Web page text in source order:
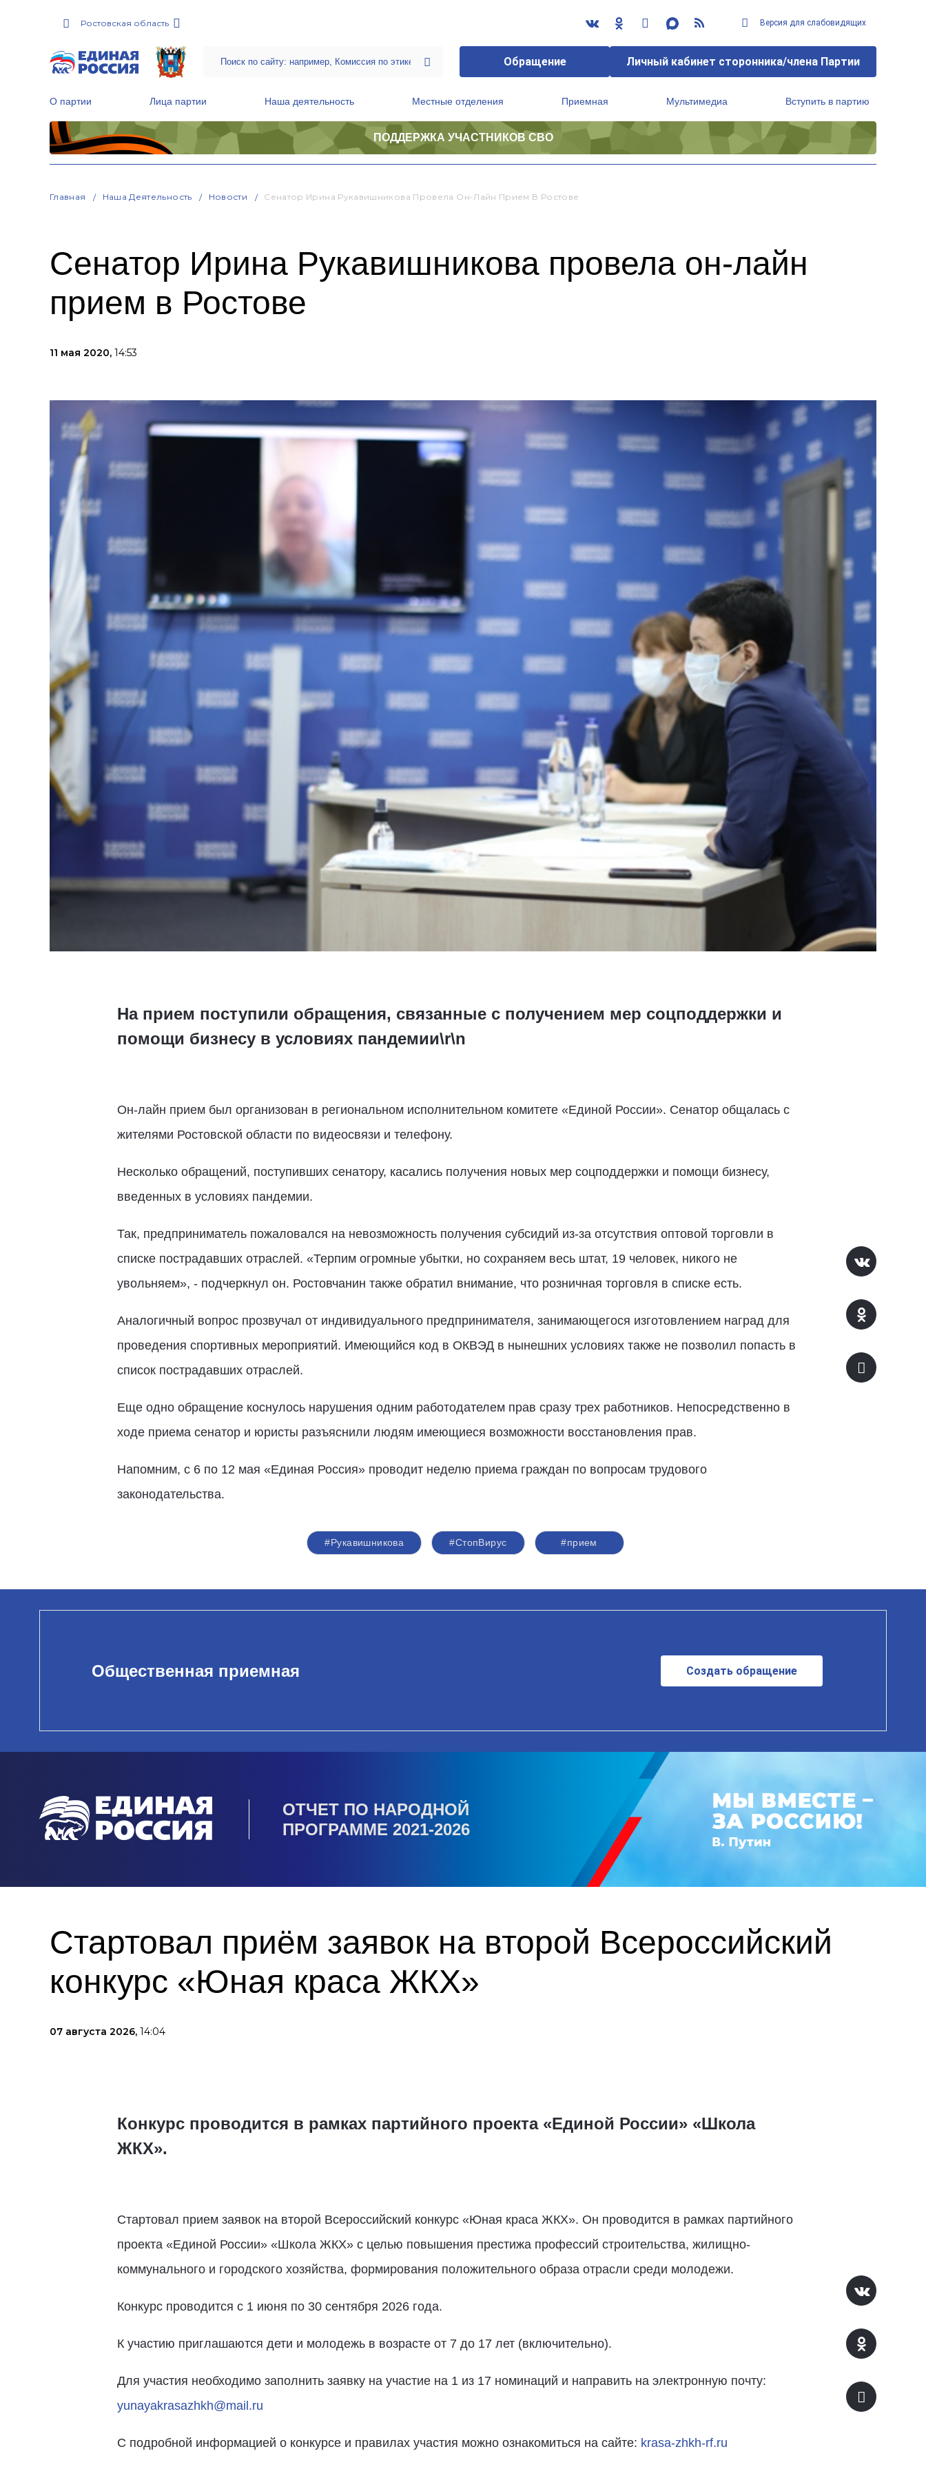
Ростовская область Версия для слабовидящих
Обращение Личный кабинет сторонника/члена Партии
О партии Лица партии Наша деятельность Местные отделения Приемная Мультимедиа Вступить в партию
ПОДДЕРЖКА УЧАСТНИКОВ СВО
Главная Наша Деятельность Новости Сенатор Ирина Рукавишникова Провела Он-Лайн Прием В Ростове
Сенатор Ирина Рукавишникова провела он-лайн
прием в Ростове
11 мая 2020, 14:53
На прием поступили обращения, связанные с получением мер соцподдержки и
помощи бизнесу в условиях пандемии\r\n
Он-лайн прием был организован в региональном исполнительном комитете «Единой России». Сенатор общалась с
жителями Ростовской области по видеосвязи и телефону.
Несколько обращений, поступивших сенатору, касались получения новых мер соцподдержки и помощи бизнесу,
введенных в условиях пандемии.
Так, предприниматель пожаловался на невозможность получения субсидий из-за отсутствия оптовой торговли в
списке пострадавших отраслей. «Терпим огромные убытки, но сохраняем весь штат, 19 человек, никого не
увольняем», - подчеркнул он. Ростовчанин также обратил внимание, что розничная торговля в списке есть.
Аналогичный вопрос прозвучал от индивидуального предпринимателя, занимающегося изготовлением наград для
проведения спортивных мероприятий. Имеющийся код в ОКВЭД в нынешних условиях также не позволил попасть в
список пострадавших отраслей.
Еще одно обращение коснулось нарушения одним работодателем прав сразу трех работников. Непосредственно в
ходе приема сенатор и юристы разъяснили людям имеющиеся возможности восстановления прав.
Напомним, с 6 по 12 мая «Единая Россия» проводит неделю приема граждан по вопросам трудового
законодательства.
#Рукавишникова #СтопВирус #прием
Общественная приемная Создать обращение
ОТЧЕТ ПО НАРОДНОЙ
ПРОГРАММЕ 2021-2026
Стартовал приём заявок на второй Всероссийский
конкурс «Юная краса ЖКХ»
07 августа 2026, 14:04
Конкурс проводится в рамках партийного проекта «Единой России» «Школа
ЖКХ».
Стартовал прием заявок на второй Всероссийский конкурс «Юная краса ЖКХ». Он проводится в рамках партийного
проекта «Единой России» «Школа ЖКХ» с целью повышения престижа профессий строительства, жилищно-
коммунального и городского хозяйства, формирования положительного образа отрасли среди молодежи.
Конкурс проводится с 1 июня по 30 сентября 2026 года.
К участию приглашаются дети и молодежь в возрасте от 7 до 17 лет (включительно).
Для участия необходимо заполнить заявку на участие на 1 из 17 номинаций и направить на электронную почту:
yunayakrasazhkh@mail.ru
С подробной информацией о конкурсе и правилах участия можно ознакомиться на сайте: krasa-zhkh-rf.ru